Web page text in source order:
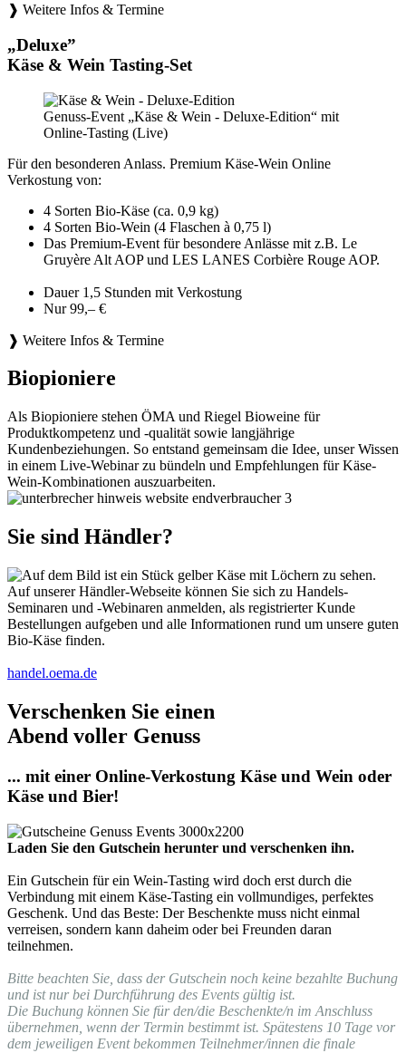
❱ Weitere Infos & Termine
„Deluxe”
Käse & Wein Tasting-Set
Genuss-Event „Käse & Wein - Deluxe-Edition“ mit
Online-Tasting (Live)
Für den besonderen Anlass. Premium Käse-Wein Online
Verkostung von:
4 Sorten Bio-Käse (ca. 0,9 kg)
4 Sorten Bio-Wein (4 Flaschen à 0,75 l)
Das Premium-Event für besondere Anlässe mit z.B. Le
Gruyère Alt AOP und LES LANES Corbière Rouge AOP.
Dauer 1,5 Stunden mit Verkostung
Nur 99,– €
❱ Weitere Infos & Termine
Biopioniere
Als Biopioniere stehen ÖMA und Riegel Bioweine für
Produktkompetenz und -qualität sowie langjährige
Kundenbeziehungen. So entstand gemeinsam die Idee, unser Wissen
in einem Live-Webinar zu bündeln und Empfehlungen für Käse-
Wein-Kombinationen auszuarbeiten.
Sie sind Händler?
Auf unserer Händler-Webseite können Sie sich zu Handels-
Seminaren und -Webinaren anmelden, als registrierter Kunde
Bestellungen aufgeben und alle Informationen rund um unsere guten
Bio-Käse finden.
handel.oema.de
Verschenken Sie einen
Abend voller Genuss
... mit einer Online-Verkostung Käse und Wein oder
Käse und Bier!
Laden Sie den Gutschein herunter und verschenken ihn.
Ein Gutschein für ein Wein-Tasting wird doch erst durch die
Verbindung mit einem Käse-Tasting ein vollmundiges, perfektes
Geschenk. Und das Beste: Der Beschenkte muss nicht einmal
verreisen, sondern kann daheim oder bei Freunden daran
teilnehmen.
Bitte beachten Sie, dass der Gutschein noch keine bezahlte Buchung
und ist nur bei Durchführung des Events gültig ist.
Die Buchung können Sie für den/die Beschenkte/n im Anschluss
übernehmen, wenn der Termin bestimmt ist. Spätestens 10 Tage vor
dem jeweiligen Event bekommen Teilnehmer/innen die finale